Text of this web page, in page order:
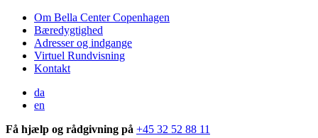
Om Bella Center Copenhagen
Bæredygtighed
Adresser og indgange
Virtuel Rundvisning
Kontakt
da
en
Få hjælp og rådgivning på +45 32 52 88 11